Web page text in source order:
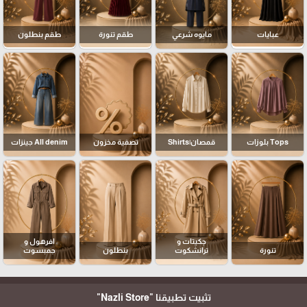
عبايات مايوه شرعي طقم تنورة طقم بنطلون
Tops بلوزات قمصان|Shirts تصفية مخزون All denim جينزات
تنورة
جكيتات و
ترانشكوت
بنطلون
افرهول و
جمبسوت
تثبيت تطبيقنا "Nazli Store"